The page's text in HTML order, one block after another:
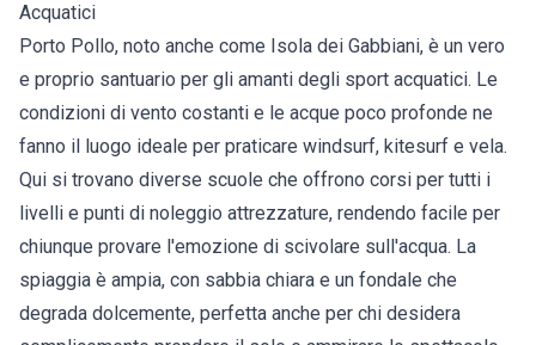
Acquatici
Porto Pollo, noto anche come Isola dei Gabbiani, è un vero
e proprio santuario per gli amanti degli sport acquatici. Le
condizioni di vento costanti e le acque poco profonde ne
fanno il luogo ideale per praticare windsurf, kitesurf e vela.
Qui si trovano diverse scuole che offrono corsi per tutti i
livelli e punti di noleggio attrezzature, rendendo facile per
chiunque provare l'emozione di scivolare sull'acqua. La
spiaggia è ampia, con sabbia chiara e un fondale che
degrada dolcemente, perfetta anche per chi desidera